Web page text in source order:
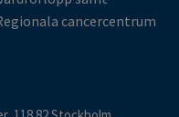
cancercentrum